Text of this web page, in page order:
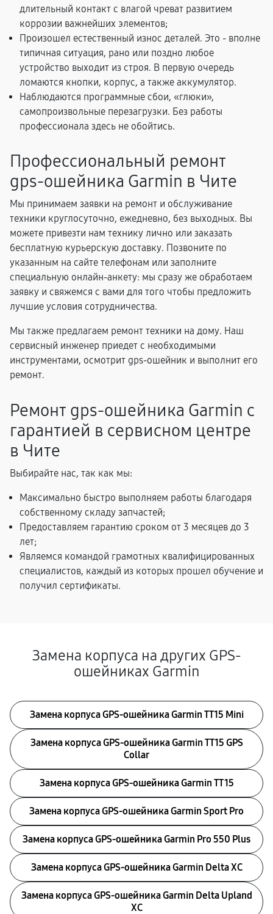
длительный контакт с влагой чреват развитием
коррозии важнейших элементов;
Произошел естественный износ деталей. Это - вполне
типичная ситуация, рано или поздно любое
устройство выходит из строя. В первую очередь
ломаются кнопки, корпус, а также аккумулятор.
Наблюдаются программные сбои, «глюки»,
самопроизвольные перезагрузки. Без работы
профессионала здесь не обойтись.
Профессиональный ремонт
gps-ошейника Garmin в Чите
Мы принимаем заявки на ремонт и обслуживание
техники круглосуточно, ежедневно, без выходных. Вы
можете привезти нам технику лично или заказать
бесплатную курьерскую доставку. Позвоните по
указанным на сайте телефонам или заполните
специальную онлайн-анкету: мы сразу же обработаем
заявку и свяжемся с вами для того чтобы предложить
лучшие условия сотрудничества.
Мы также предлагаем ремонт техники на дому. Наш
сервисный инженер приедет с необходимыми
инструментами, осмотрит gps-ошейник и выполнит его
ремонт.
Ремонт gps-ошейника Garmin с
гарантией в сервисном центре
в Чите
Выбирайте нас, так как мы:
Максимально быстро выполняем работы благодаря
собственному складу запчастей;
Предоставляем гарантию сроком от 3 месяцев до 3
лет;
Являемся командой грамотных квалифицированных
специалистов, каждый из которых прошел обучение и
получил сертификаты.
Замена корпуса на других GPS-
ошейниках Garmin
Замена корпуса GPS-ошейника Garmin TT15 Mini
Замена корпуса GPS-ошейника Garmin TT15 GPS
Collar
Замена корпуса GPS-ошейника Garmin TT 15
Замена корпуса GPS-ошейника Garmin Sport Pro
Замена корпуса GPS-ошейника Garmin Pro 550 Plus
Замена корпуса GPS-ошейника Garmin Delta XC
Замена корпуса GPS-ошейника Garmin Delta Upland
XC